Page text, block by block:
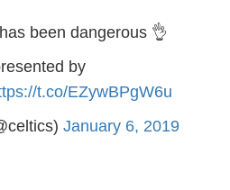
been dangerous 👌
by
t.co/EZywBPgW6u
January 6, 2019